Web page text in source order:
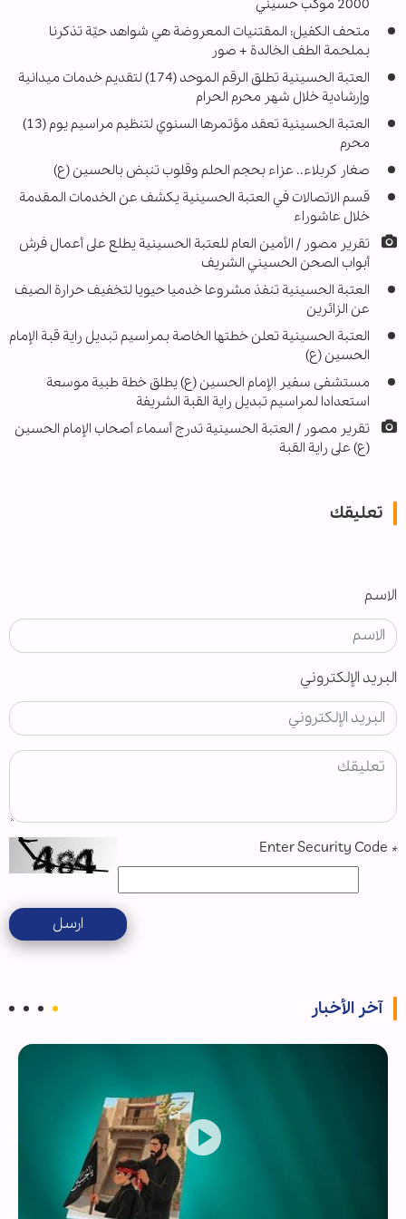
2000 موكب حسيني
متحف الكفيل: المقتنيات المعروضة هي شواهد حيّة تذكرنا
بملحمة الطف الخالدة + صور
العتبة الحسينية تطلق الرقم الموحد (174) لتقديم خدمات ميدانية
وإرشادية خلال شهر محرم الحرام
العتبة الحسينية تعقد مؤتمرها السنوي لتنظيم مراسيم يوم (13)
محرم
صغار كربلاء.. عزاء بحجم الحلم وقلوب تنبض بالحسين (ع)
قسم الاتصالات في العتبة الحسينية يكشف عن الخدمات المقدمة
خلال عاشوراء
تقرير مصور / الأمين العام للعتبة الحسينية يطلع على أعمال فرش
أبواب الصحن الحسيني الشريف
العتبة الحسينية تنفذ مشروعا خدميا حيويا لتخفيف حرارة الصيف
عن الزائرين
العتبة الحسينية تعلن خطتها الخاصة بمراسيم تبديل راية قبة الإمام
الحسين (ع)
مستشفى سفير الإمام الحسين (ع) يطلق خطة طبية موسعة
استعدادا لمراسيم تبديل راية القبة الشريفة
تقریر مصور / العتبة الحسينية تدرج أسماء أصحاب الإمام الحسين
(ع) على راية القبة
تعليقك
الاسم
البريد الإلكتروني
*
ارسل
آخر الأخبار